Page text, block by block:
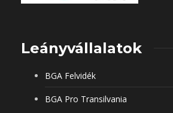
Leányvállalatok
BGA Felvidék
BGA Pro Transilvania